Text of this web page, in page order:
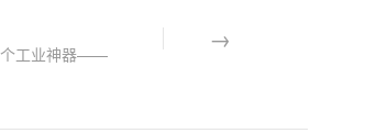
个工业神器——​​